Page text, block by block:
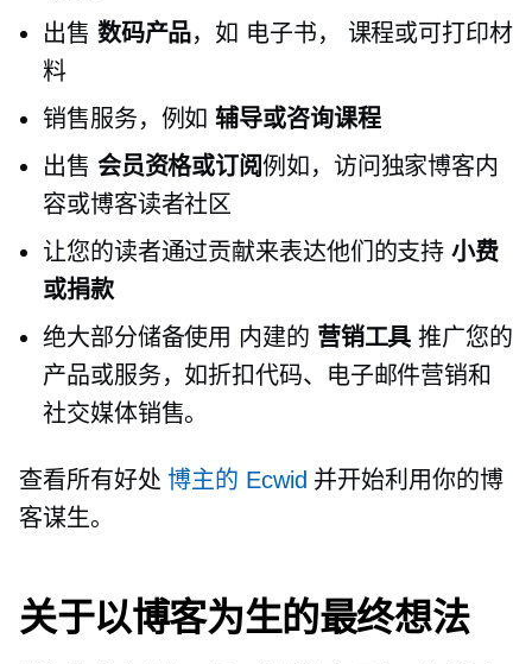
出售 数码产品，如 电子书，
课程或可打印材
料
销售服务，例如辅导或咨询课程
出售 会员资格或订阅例如，访问独家博客内
容或博客读者社区
让您的读者通过贡献来表达他们的支持小费
或捐款
绝大部分储备使用 内建的 营销工具 推广您的
产品或服务，如折扣代码、电子邮件营销和
社交媒体销售。
查看所有好处博主的 Ecwid 并开始利用你的博
客谋生。
关于以博客为生的最终想法